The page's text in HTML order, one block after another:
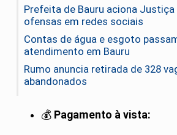
Prefeita de Bauru aciona
ofensas em redes sociais
Contas de água e esgoto
atendimento em Bauru
Rumo anuncia retirada de 328
abandonados
💰 Pagamento à vista: